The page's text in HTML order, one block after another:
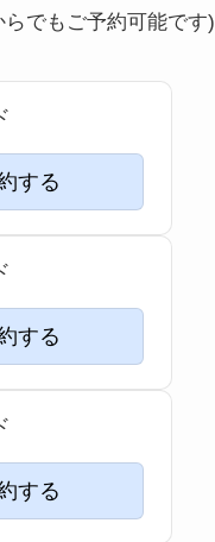
でもご予約可能です)
する
する
する